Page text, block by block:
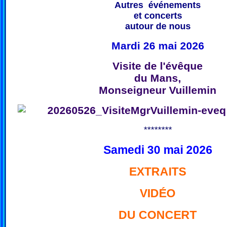
Autres événements
et concerts
autour de nous
Mardi 26 mai 2026
Visite de l'évêque
du Mans,
Monseigneur Vuillemin
********
Samedi 30 mai 2026
EXTRAITS
VIDÉO
DU CONCERT